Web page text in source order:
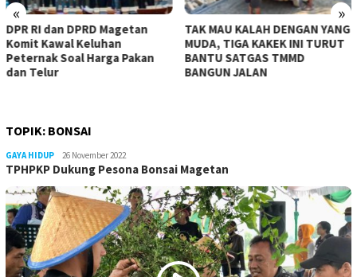
« »
RI dan DPRD Magetan
Kawal Keluhan
Soal Harga Pakan
Telur
TAK MAU KALAH DENGAN YANG
MUDA, TIGA KAKEK INI TURUT
BANTU SATGAS TMMD
BANGUN JALAN
TOPIK: BONSAI
GAYA HIDUP LilikAbdi
26 November 2022
TPHPKP Dukung Pesona Bonsai Magetan